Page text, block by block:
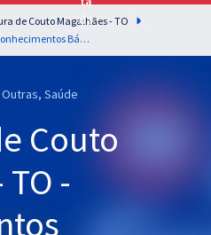
as principais
de Couto Magalhães - TO
Prefeitura de Couto Magalhães - TO - Conhecimentos Básicos Comuns para os Cargos de Nível Médio com a Equipe Gran
Saúde
Couto
-